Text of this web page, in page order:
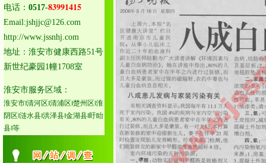
电话： 0517-83991415
Email:jshjjc@126.com
http://www.jssnhj.com
地址：淮安市健康西路51号
新世纪豪园1幢1708室
淮安市服务区域：
淮安市‖清河区‖清浦区‖楚州区‖淮
阴区‖涟水县‖洪泽县‖金湖县‖盱眙
县‖等